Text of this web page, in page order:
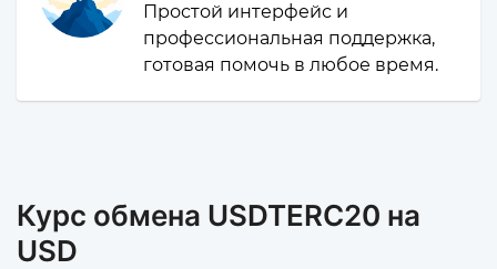
Простой интерфейс и
профессиональная поддержка,
готовая помочь в любое время.
Курс обмена USDTERC20 на
USD